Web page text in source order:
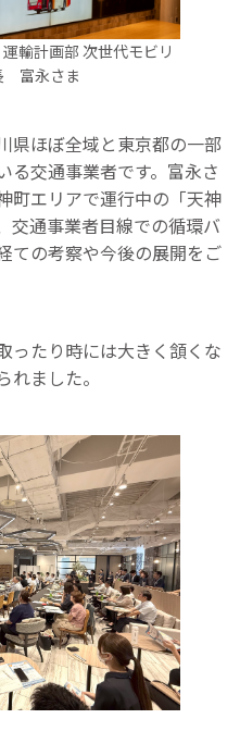
輸計画部 次世代モビリ
富永さま
県ほぼ全域と東京都の一部
る交通事業者です。富永さ
町エリアで運行中の「天神
交通事業者目線での循環バ
ての考察や今後の展開をご
ったり時には大きく頷くな
ました。